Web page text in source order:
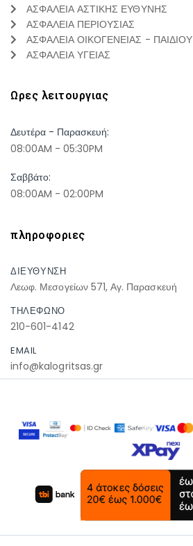
ΑΣΦΑΛΕΙΑ ΑΣΤΙΚΗΣ ΕΥΘΥΝΗΣ
ΑΣΦΑΛΕΙΑ ΠΕΡΙΟΥΣΙΑΣ
ΑΣΦΑΛΕΙΑ ΟΙΚΟΓΕΝΕΙΑΣ - ΠΑΙΔΙΟΥ
ΑΣΦΑΛΕΙΑ ΥΓΕΙΑΣ
Ωρες λειτουργιας
Δευτέρα - Παρασκευή:
08:00AM - 05:30PM
Σαββάτο:
08:00AM - 02:00PM
πληροφοριες
ΔΙΕΥΘΥΝΣΗ
Λεωφ. Μεσογείων 571, Αγ. Παρασκευή
ΤΗΛΕΦΩΝΟ
210-601-4142
EMAIL
info@kalogritsas.gr